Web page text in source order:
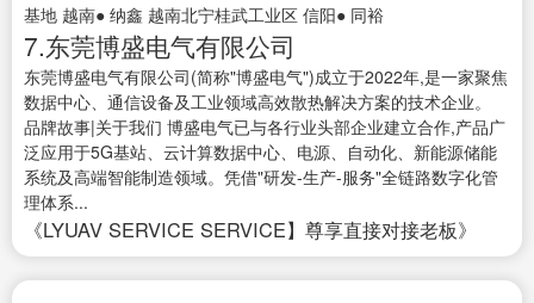
基地 越南● 纳鑫 越南北宁桂武工业区 信阳● 同裕
7.东莞博盛电气有限公司
东莞博盛电气有限公司(简称"博盛电气")成立于2022年,是一家聚焦
数据中心、通信设备及工业领域高效散热解决方案的技术企业。
品牌故事|关于我们 博盛电气已与各行业头部企业建立合作,产品广
泛应用于5G基站、云计算数据中心、电源、自动化、新能源储能
系统及高端智能制造领域。凭借"研发-生产-服务"全链路数字化管
理体系...
《LYUAV SERVICE SERVICE】尊享直接对接老板》